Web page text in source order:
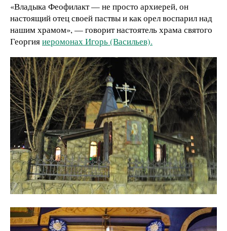
«Владыка Феофилакт — не просто архиерей, он
настоящий отец своей паствы и как орел воспарил над
нашим храмом», — говорит настоятель храма святого
Георгияиеромонах Игорь (Васильев).